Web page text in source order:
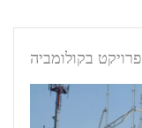
פרויקט בקולומביה